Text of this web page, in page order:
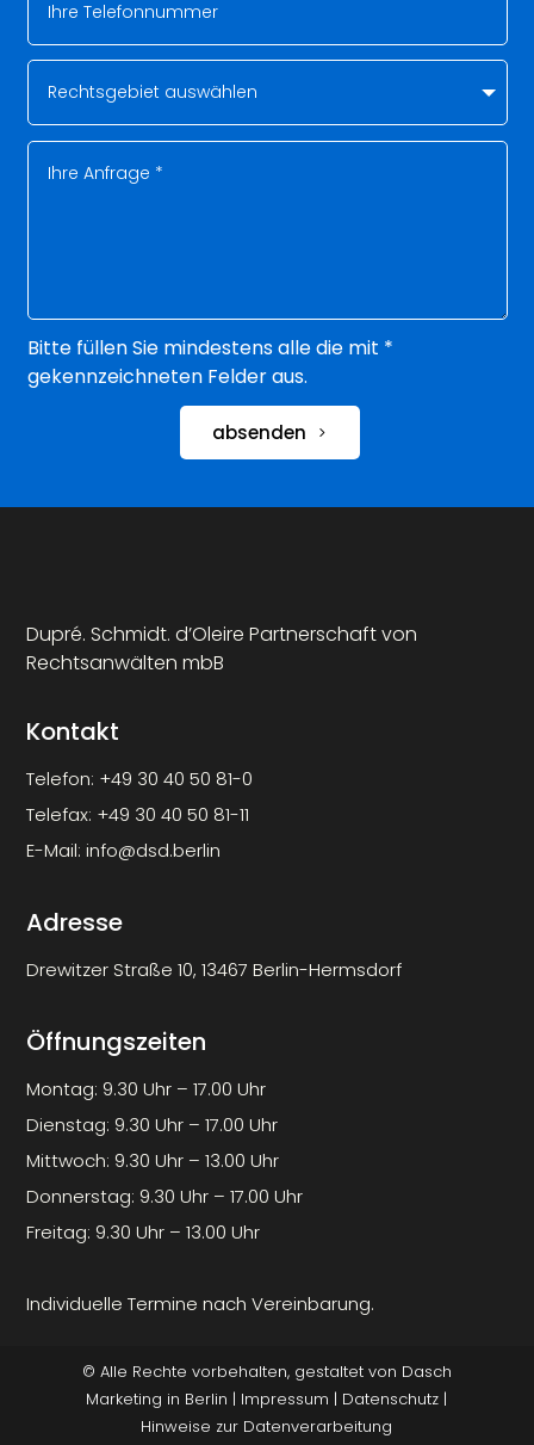
Bitte füllen Sie mindestens alle die mit *
gekennzeichneten Felder aus.
absenden
Dupré. Schmidt. d’Oleire Partnerschaft von
Rechtsanwälten mbB
Kontakt
Telefon: +49 30 40 50 81-0
Telefax: +49 30 40 50 81-11
E-Mail:info@dsd.berlin
Adresse
Drewitzer Straße 10, 13467 Berlin-Hermsdorf
Öffnungszeiten
Montag: 9.30 Uhr – 17.00 Uhr
Dienstag: 9.30 Uhr – 17.00 Uhr
Mittwoch: 9.30 Uhr – 13.00 Uhr
Donnerstag: 9.30 Uhr – 17.00 Uhr
Freitag: 9.30 Uhr – 13.00 Uhr
Individuelle Termine nach Vereinbarung.
© Alle Rechte vorbehalten, gestaltet von Dasch
Marketing in Berlin | Impressum | Datenschutz |
Hinweise zur Datenverarbeitung